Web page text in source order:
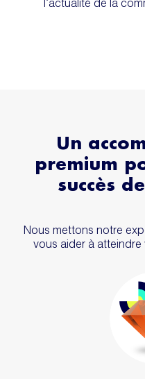
Un
premium
succès
Nous mettons notre
vous aider à